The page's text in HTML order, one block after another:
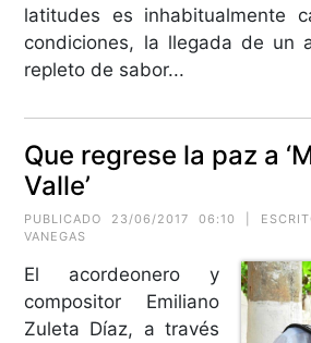
latitudes es inhabitualmente
condiciones, la llegada de un
repleto de sabor...
Que regrese la paz a
Valle’
PUBLICADO 23/06/2017 06:10 |
VANEGAS
El acordeonero y
compositor Emiliano
Zuleta Díaz, a través